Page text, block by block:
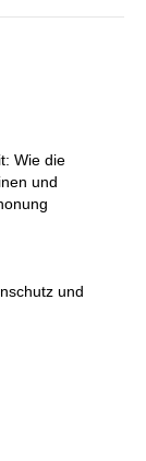
Wie die
und
und